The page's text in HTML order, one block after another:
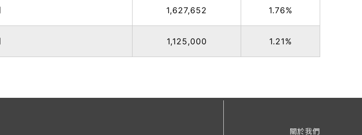
1,627,652 1.76%
1,125,000 1.21%
關於我們